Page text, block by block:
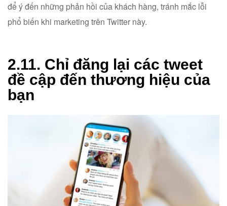
để ý đến những phản hồi của khách hàng, tránh mắc lỗi
phổ biến khi marketing trên Twitter này.
2.11. Chỉ đăng lại các tweet
đề cập đến thương hiệu của
bạn